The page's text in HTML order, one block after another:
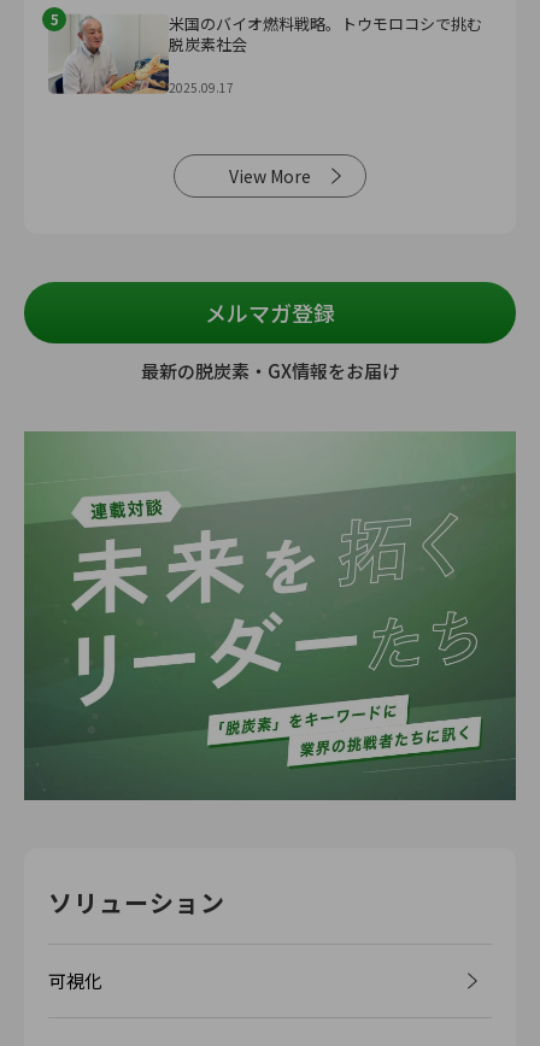
5
米国のバイオ燃料戦略。トウモロコシで挑む
脱炭素社会
2025.09.17
View More
メルマガ登録
最新の脱炭素・GX情報をお届け
ソリューション
可視化